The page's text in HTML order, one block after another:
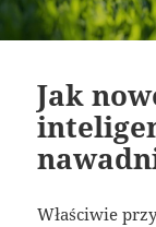
Jak
Właściwie